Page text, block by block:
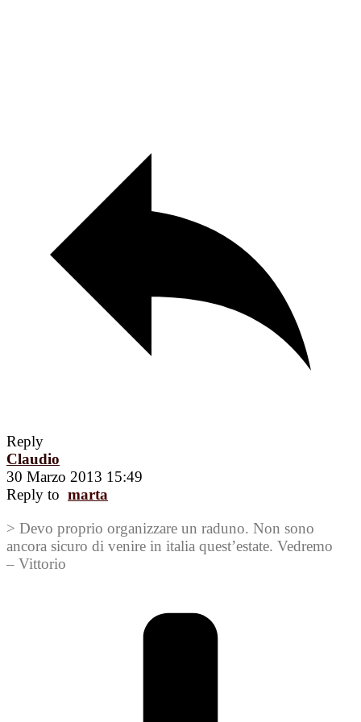
Reply
Claudio
30 Marzo 2013 15:49
Reply to marta
> Devo proprio organizzare un raduno. Non sono
ancora sicuro di venire in italia quest’estate. Vedremo
– Vittorio